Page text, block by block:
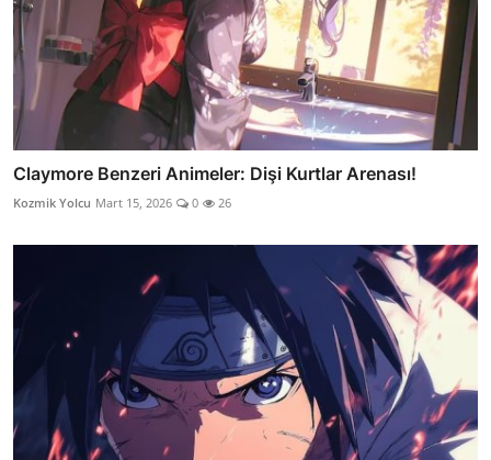
Claymore Benzeri Animeler: Dişi Kurtlar Arenası!
Kozmik Yolcu Mart 15, 2026 0 26